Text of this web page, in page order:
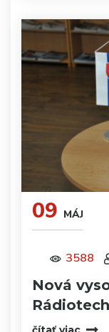
09 MÁJ
3588
Nová